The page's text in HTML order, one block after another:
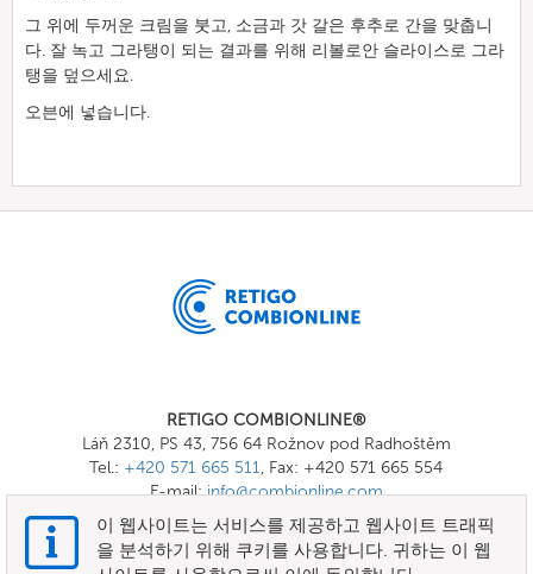
그 위에 두꺼운 크림을 붓고, 소금과 갓 갈은 후추로 간을 맞춥니
다. 잘 녹고 그라탱이 되는 결과를 위해 리볼로안 슬라이스로 그라
탱을 덮으세요.
오븐에 넣습니다.
RETIGO COMBIONLINE®
Láň 2310, PS 43, 756 64 Rožnov pod Radhoštěm
Tel.: +420 571 665 511, Fax: +420 571 665 554
E-mail:info@combionline.com
이 웹사이트는 서비스를 제공하고 웹사이트 트래픽
을 분석하기 위해 쿠키를 사용합니다. 귀하는 이 웹